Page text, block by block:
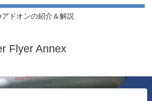
アドオンの紹介＆解説
Flyer Annex